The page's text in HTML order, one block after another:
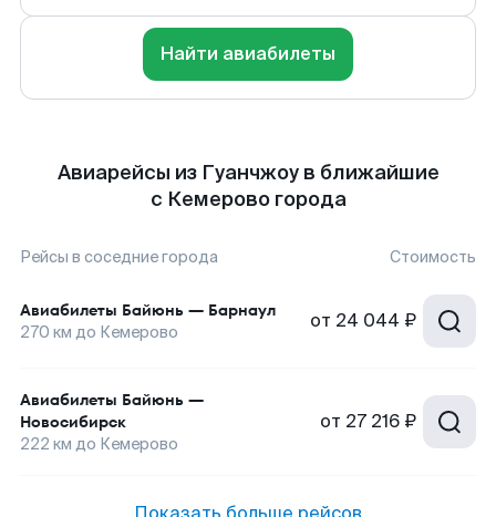
Найти авиабилеты
Авиарейсы из Гуанчжоу в ближайшие
с Кемерово города
Рейсы в соседние города Стоимость
Авиабилеты Байюнь — Барнаул
270 км до Кемерово от 24 044 ₽
Авиабилеты Байюнь —
Новосибирск
222 км до Кемерово
от 27 216 ₽